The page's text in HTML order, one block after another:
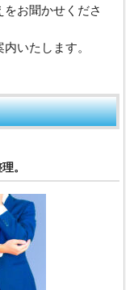
お聞かせくださ
いたします。
。